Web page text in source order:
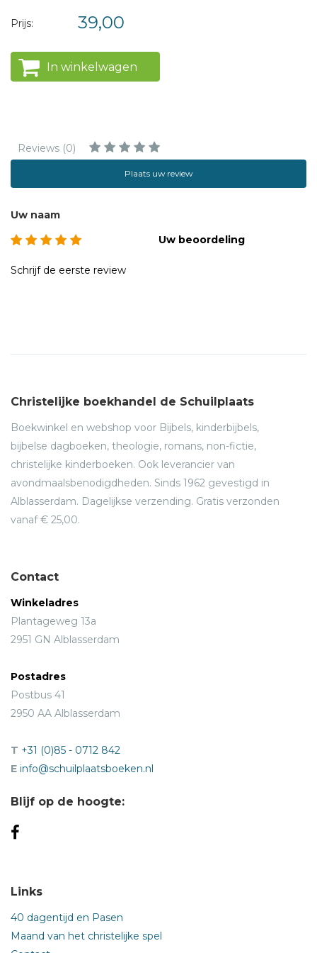
Prijs: 39,00
In winkelwagen
Reviews (0)
Plaats uw review
Uw naam
Uw beoordeling
Schrijf de eerste review
Christelijke boekhandel de Schuilplaats
Boekwinkel en webshop voor Bijbels, kinderbijbels,
bijbelse dagboeken, theologie, romans, non-fictie,
christelijke kinderboeken. Ook leverancier van
avondmaalsbenodigdheden. Sinds 1962 gevestigd in
Alblasserdam. Dagelijkse verzending. Gratis verzonden
vanaf € 25,00.
Contact
Winkeladres
Plantageweg 13a
2951 GN Alblasserdam
Postadres
Postbus 41
2950 AA Alblasserdam
T +31 (0)85 - 0712 842
E info@schuilplaatsboeken.nl
Blijf op de hoogte:
Links
40 dagentijd en Pasen
Maand van het christelijke spel